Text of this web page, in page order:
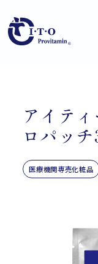
アイテ
ロパッ
医療機関専売化粧品